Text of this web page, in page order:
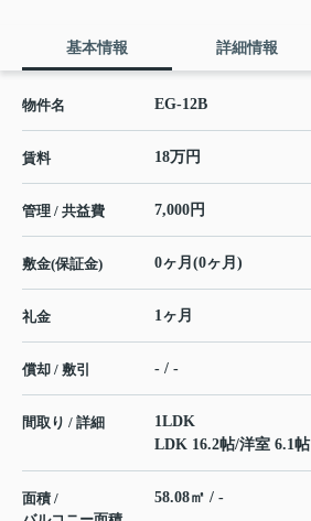
基本情報 詳細情報
物件名 EG-12B
賃料 18万円
管理 / 共益費 7,000円
敷金(保証金) 0ヶ月(0ヶ月)
礼金 1ヶ月
償却 / 敷引 - / -
間取り / 詳細
1LDK
LDK 16.2帖/洋室 6.1帖
面積 /
58.08㎡ / -